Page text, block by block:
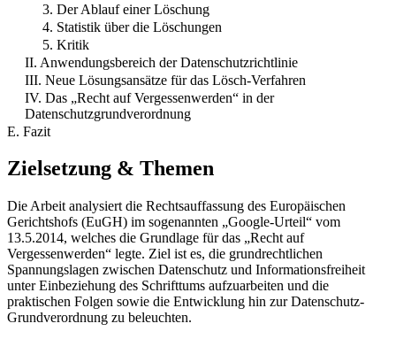
3. Der Ablauf einer Löschung
4. Statistik über die Löschungen
5. Kritik
II. Anwendungsbereich der Datenschutzrichtlinie
III. Neue Lösungsansätze für das Lösch-Verfahren
IV. Das „Recht auf Vergessenwerden“ in der
Datenschutzgrundverordnung
E. Fazit
Zielsetzung & Themen
Die Arbeit analysiert die Rechtsauffassung des Europäischen
Gerichtshofs (EuGH) im sogenannten „Google-Urteil“ vom
13.5.2014, welches die Grundlage für das „Recht auf
Vergessenwerden“ legte. Ziel ist es, die grundrechtlichen
Spannungslagen zwischen Datenschutz und Informationsfreiheit
unter Einbeziehung des Schrifttums aufzuarbeiten und die
praktischen Folgen sowie die Entwicklung hin zur Datenschutz-
Grundverordnung zu beleuchten.